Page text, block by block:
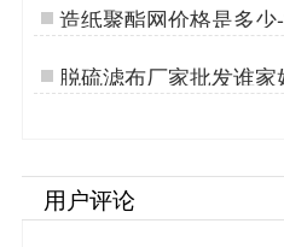
造纸聚酯网价格是多少
价比高[丹娜鸶]…
脱硫滤布厂家批发谁家
磨损{丹娜鸶过滤}…
用户评论